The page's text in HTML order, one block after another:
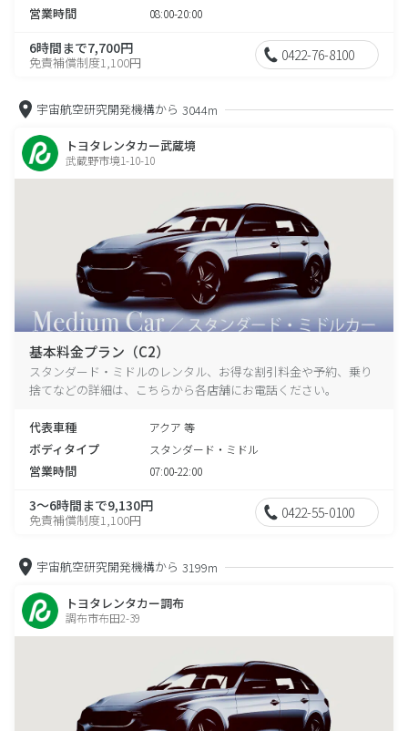
営業時間 08:00-20:00
6時間まで7,700円
免責補償制度1,100円 0422-76-8100
宇宙航空研究開発機構から 3044m
トヨタレンタカー武蔵境
武蔵野市境1-10-10
基本料金プラン（C2）
スタンダード・ミドルのレンタル、お得な割引料金や予約、乗り
捨てなどの詳細は、こちらから各店舗にお電話ください。
代表車種 アクア 等
ボディタイプ スタンダード・ミドル
営業時間 07:00-22:00
3～6時間まで9,130円
免責補償制度1,100円 0422-55-0100
宇宙航空研究開発機構から 3199m
トヨタレンタカー調布
調布市布田2-39